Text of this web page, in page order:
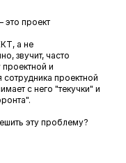
это проект
а не
звучит, часто
и
проектной
с него "текучки" и
эту проблему?